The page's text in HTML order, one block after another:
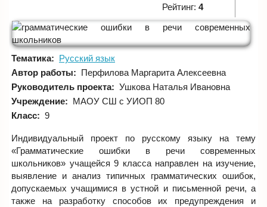
Рейтинг: 4
Тематика: Русский язык
Автор работы: Перфилова Маргарита Алексеевна
Руководитель проекта: Ушкова Наталья Ивановна
Учреждение: МАОУ СШ с УИОП 80
Класс: 9
Индивидуальный проект по русскому языку на тему
«Грамматические ошибки в речи современных
школьников» учащейся 9 класса направлен на изучение,
выявление и анализ типичных грамматических ошибок,
допускаемых учащимися в устной и письменной речи, а
также на разработку способов их предупреждения и